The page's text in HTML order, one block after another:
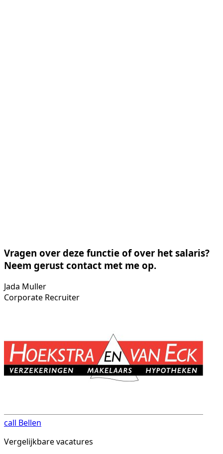
Vragen over deze functie of over het salaris?
Neem gerust contact met me op.
Jada Muller
Corporate Recruiter
call Bellen
Vergelijkbare vacatures